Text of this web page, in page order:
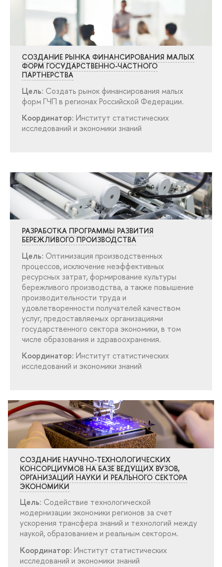
СОЗДАНИЕ РЫНКА ФИНАНСИРОВАНИЯ МАЛЫХ
ФОРМ ГОСУДАРСТВЕННО-ЧАСТНОГО
ПАРТНЕРСТВА
Цель: Создать рынок финансирования малых
форм ГЧП в регионах Российской Федерации.
Координатор: Институт статистических
исследований и экономики знаний
РАЗРАБОТКА ПРОГРАММЫ РАЗВИТИЯ
БЕРЕЖЛИВОГО ПРОИЗВОДСТВА
Цель: Оптимизация производственных
процессов, исключение неэффективных
ресурсных затрат, формирование культуры
ережливого производства, а также повышение
производительности труда и
удовлетворенности получателей качеством
услуг, предоставляемых организациями
осударственного сектора экономики, в том
числе образования и здравоохранения.
Координатор: Институт статистических
исследований и экономики знаний
СОЗДАНИЕ НАУЧНО-ТЕХНОЛОГИЧЕСКИХ
КОНСОРЦИУМОВ НА БАЗЕ ВЕДУЩИХ ВУЗОВ,
ОРГАНИЗАЦИЙ НАУКИ И РЕАЛЬНОГО СЕКТОРА
ЭКОНОМИКИ
Цель: Содействие технологической
модернизации экономики регионов за счет
ускорения трансфера знаний и технологий между
наукой, образованием и реальным сектором.
Координатор: Институт статистических
исследований и экономики знаний